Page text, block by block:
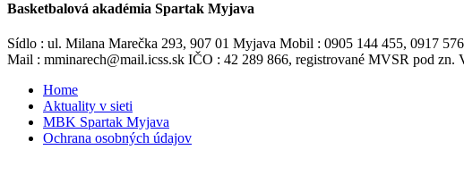
Basketbalová akadémia Spartak Myjava
Sídlo : ul. Milana Marečka 293, 907 01 Myjava Mobil : 0905 144 455, 0917
Mail : mminarech@mail.icss.sk IČO : 42 289 866, registrované MVSR pod
Home
Aktuality v sieti
MBK Spartak Myjava
Ochrana osobných údajov